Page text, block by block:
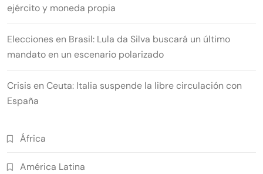
ejército y moneda propia
Elecciones en Brasil: Lula da Silva buscará un último
mandato en un escenario polarizado
Crisis en Ceuta: Italia suspende la libre circulación con
España
África
América Latina